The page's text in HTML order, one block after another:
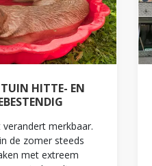
HITTE- EN
merkbaar.
de zomer steeds
met extreem